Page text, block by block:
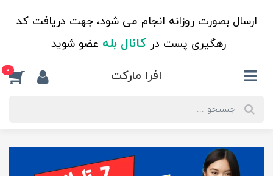
ارسال بصورت روزانه انجام می شود، جهت دریافت کد
رهگیری پست درکانال بله عضو شوید
افرا مارکت 0